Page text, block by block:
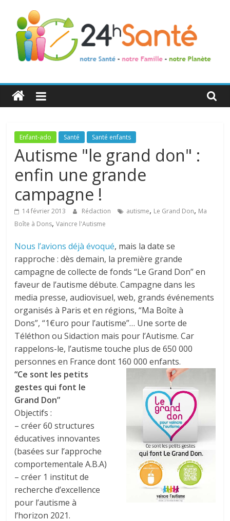
24h
Santé
La
santé
de
toute
famille
Enfant-ado Santé Santé enfants
Autisme "le grand don" :
enfin une grande
campagne !
14 février 2013 Rédaction autisme, Le Grand Don, Ma
Boîte à Dons,Vaincre l'Autisme
Nous l’avions déjà évoqué, mais la date se
rapproche : dès demain, la première grande
campagne de collecte de fonds “Le Grand Don” en
faveur de l’autisme débute. Campagne dans les
media presse, audiovisuel, web, grands événements
organisés à Paris et en régions, “Ma Boîte à
Dons”, “1€uro pour l’autisme”… Une sorte de
Téléthon ou Sidaction mais pour l’Autisme. Car
rappelons-le, l’autisme touche plus de 650 000
personnes en France dont 160 000 enfants.
“Ce sont les petits
gestes qui font le
Grand Don”
Objectifs :
– créer 60 structures
éducatives innovantes
(basées sur l’approche
comportementale A.B.A)
– créer 1 institut de
recherche d’excellence
pour l’autisme à
l’horizon 2021.